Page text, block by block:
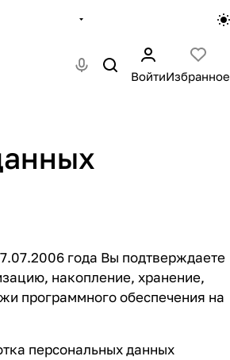
ВойтиИзбранное
года Вы подтверждаете
накопление, хранение,
программного обеспечения на
персональных данных